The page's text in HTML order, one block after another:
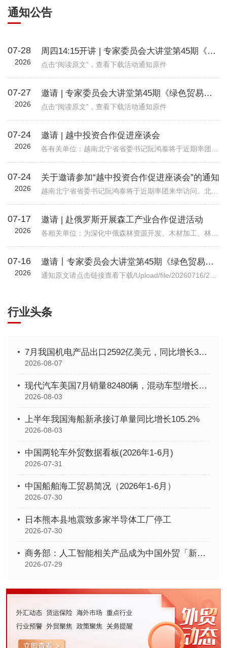
通知公告
07-28
2026
周四14:15开讲 | 专家委员会大讲堂第45期《绿色贸易时代下的企业碳管理升级路径—从合规到竞争力》
点击“阅读原文”，查看下载活动通知原件
07-27
2026
邀请 | 专家委员会大讲堂第45期《绿色贸易时代下的企业碳管理升级路径—从合规到竞争力》
点击“阅读原文”，查看下载活动通知原件
07-24
2026
邀请 | 越中投资合作促进座谈会
07-24
2026
关于邀请参加“越中投资合作促进座谈会”的通知
07-17
2026
邀请 | 赴俄罗斯开展森工产业合作促进活动
07-16
2026
邀请丨专家委员会大讲堂第45期《绿色贸易时代下的企业碳管理升级路径—从合规到竞争力》公益讲座
行业头条
7月我国机电产品出口2592亿美元，同比增长33.9%
2026-08-07
现代汽车美国7月销量82480辆，混动车型增长35%创新高
2026-08-03
上半年我国海船新承接订单量同比增长105.2%
2026-08-03
中国两轮车外贸数据看板(2026年1-6月)
2026-07-31
中国船舶海工贸易简况（2026年1-6月）
2026-07-30
日本熊本县地震致多家半导体工厂停工
2026-07-30
商务部：人工智能相关产品成为中国外贸「新名片」
2026-07-29